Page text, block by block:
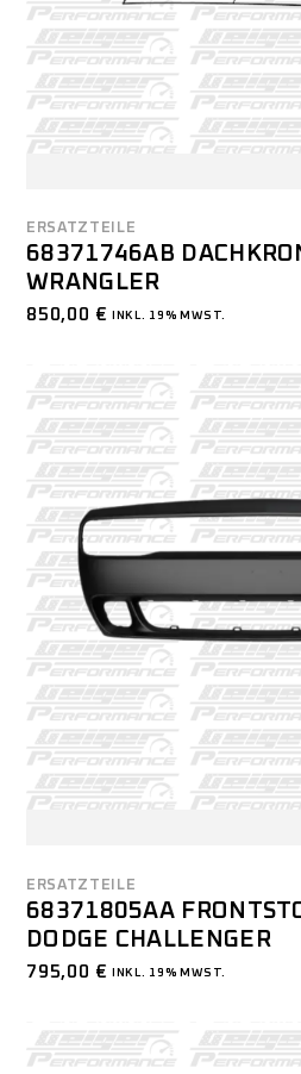
ERSATZTEILE
68371746AB
WRANGLER
850,00 € INKL. 19% MWST.
ERSATZTEILE
68371805AA
ODGE CHALLENGER
795,00 € INKL. 19% MWST.